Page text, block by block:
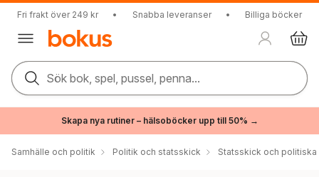
Fri frakt över 249 kr • Snabba leveranser • Billiga böcker
Sök bok, spel, pussel, penna...
Skapa nya rutiner – hälsoböcker upp till 50% →
Samhälle och politik Politik och statsskick Statsskick och